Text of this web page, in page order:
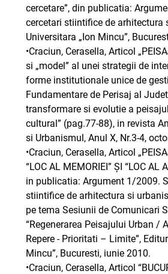
cercetare”, din publicatia:
cercetari stiintifice de arhitectura
Universitara „Ion Mincu”,
•Craciun, Cerasella, Articol
si „model” al unei strategii de
forme institutionale unice de
Fundamentare de Perisaj al
transformare si evolutie a
cultural” (pag.77-88), in revista
si Urbanismul, Anul X, Nr.3-4,
•Craciun, Cerasella, Articol
“LOC AL MEMORIEI” ȘI “LOC AL
in publicatia: Argument 1/2009.
stiintifice de arhitectura si
pe tema Sesiunii de Comunicari
“Regenerarea Peisajului Urban /
Repere - Prioritati – Limite”,
Mincu”, Bucuresti, iunie 2010.
•Craciun, Cerasella, Articol